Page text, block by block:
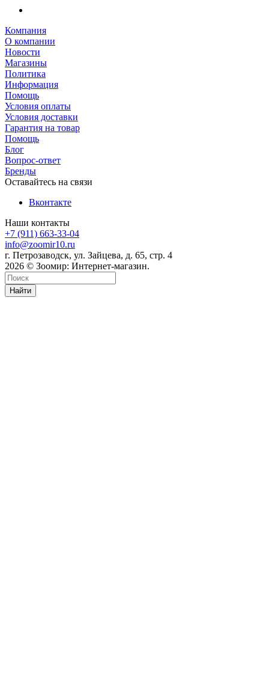
Компания
О компании
Новости
Магазины
Политика
Информация
Помощь
Условия оплаты
Условия доставки
Гарантия на товар
Помощь
Блог
Вопрос-ответ
Бренды
Оставайтесь на связи
Вконтакте
Наши контакты
+7 (911) 663-33-04
info@zoomir10.ru
г. Петрозаводск, ул. Зайцева, д. 65, стр. 4
2026 © Зоомир: Интернет-магазин.
Найти